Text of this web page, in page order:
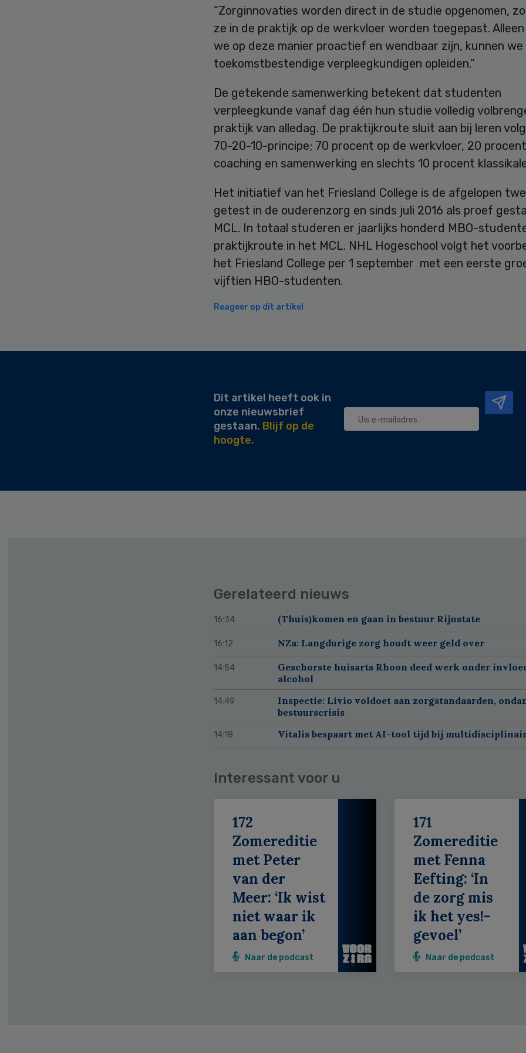
“Zorginnovaties worden direct in de studie opgenomen,
ze in de praktijk op de werkvloer worden toegepast.
we op deze manier proactief en wendbaar zijn, kunnen we
toekomstbestendige verpleegkundigen opleiden.”
De getekende samenwerking betekent dat studenten
verpleegkunde vanaf dag één hun studie volledig
praktijk van alledag. De praktijkroute sluit aan bij leren
70-20-10-principe; 70 procent op de werkvloer, 20
coaching en samenwerking en slechts 10 procent
Het initiatief van het Friesland College is de afgelopen
getest in de ouderenzorg en sinds juli 2016 als proef
MCL. In totaal studeren er jaarlijks honderd MBO-
praktijkroute in het MCL. NHL Hogeschool volgt het
het Friesland College per 1 september met een eerste
vijftien HBO-studenten.
Reageer op dit artikel
Dit artikel heeft ook in
onze nieuwsbrief
gestaan. Blijf op de
hoogte.
Gerelateerd nieuws
16:34 (Thuis)komen en gaan in bestuur Rijnstate
16:12 NZa: Langdurige zorg houdt weer geld over
14:54
Geschorste huisarts Rhoon deed werk onder
alcohol
14:49
Inspectie: Livio voldoet aan zorgstandaarden,
bestuurscrisis
14:18 Vitalis bespaart met AI-tool tijd bij
Interessant voor u
172
Zomereditie
met Peter
van der
Meer: ‘Ik wist
niet waar ik
aan begon’
Naar de podcast
171
Zomereditie
met Fenna
Eefting: ‘In
de zorg mis
ik het yes!-
gevoel’
Naar de podcast